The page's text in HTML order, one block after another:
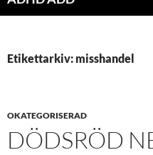
Etikettarkiv: misshandel
OKATEGORISERAD
DÖDSRÖD